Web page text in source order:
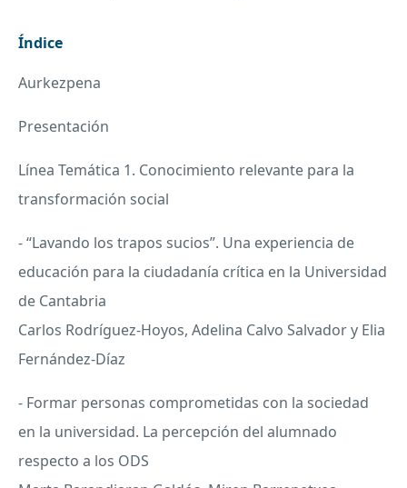
Índice
Aurkezpena
Presentación
Línea Temática 1. Conocimiento relevante para la
transformación social
- “Lavando los trapos sucios”. Una experiencia de
educación para la ciudadanía crítica en la Universidad
de Cantabria
Carlos Rodríguez-Hoyos, Adelina Calvo Salvador y Elia
Fernández-Díaz
- Formar personas comprometidas con la sociedad
en la universidad. La percepción del alumnado
respecto a los ODS